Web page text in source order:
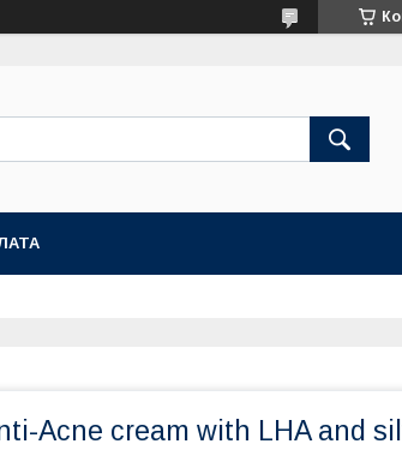
Acne cream with LHA and